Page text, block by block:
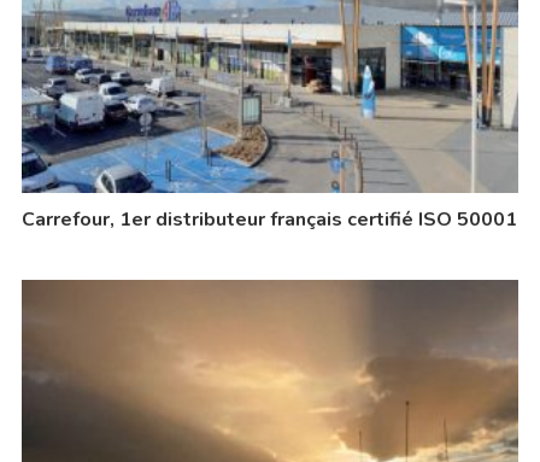
Carrefour, 1er distributeur français certifié ISO 50001